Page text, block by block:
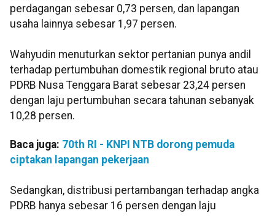
perdagangan sebesar 0,73 persen, dan lapangan
usaha lainnya sebesar 1,97 persen.
Wahyudin menuturkan sektor pertanian punya andil
terhadap pertumbuhan domestik regional bruto atau
PDRB Nusa Tenggara Barat sebesar 23,24 persen
dengan laju pertumbuhan secara tahunan sebanyak
10,28 persen.
Baca juga: 70th RI - KNPI NTB dorong pemuda
ciptakan lapangan pekerjaan
Sedangkan, distribusi pertambangan terhadap angka
PDRB hanya sebesar 16 persen dengan laju